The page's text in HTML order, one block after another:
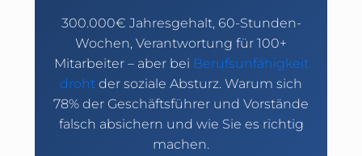
300.000€ Jahresgehalt, 60-Stunden-
Wochen, Verantwortung für 100+
Mitarbeiter – aber bei Berufsunfähigkeit
droht der soziale Absturz. Warum sich
78% der Geschäftsführer und Vorstände
falsch absichern und wie Sie es richtig
machen.